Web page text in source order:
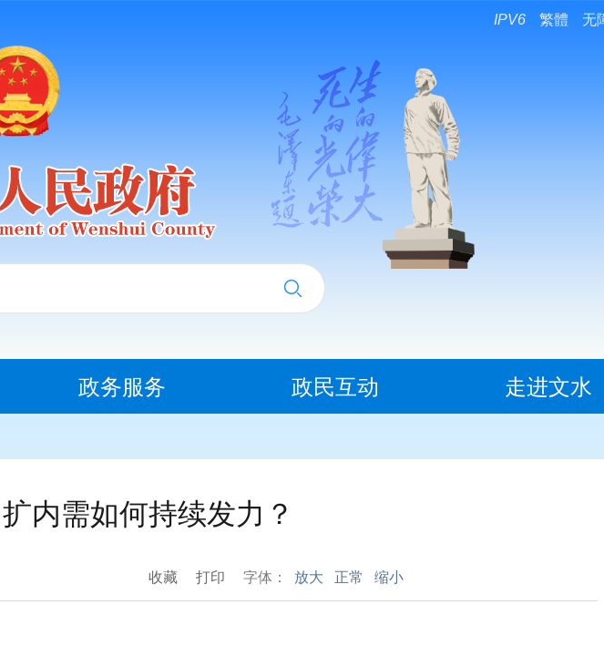
IPV6 繁體 无
政务服务 政民互动 走进文水
内需如何持续发力？
收藏 打印 字体： 放大 正常 缩小